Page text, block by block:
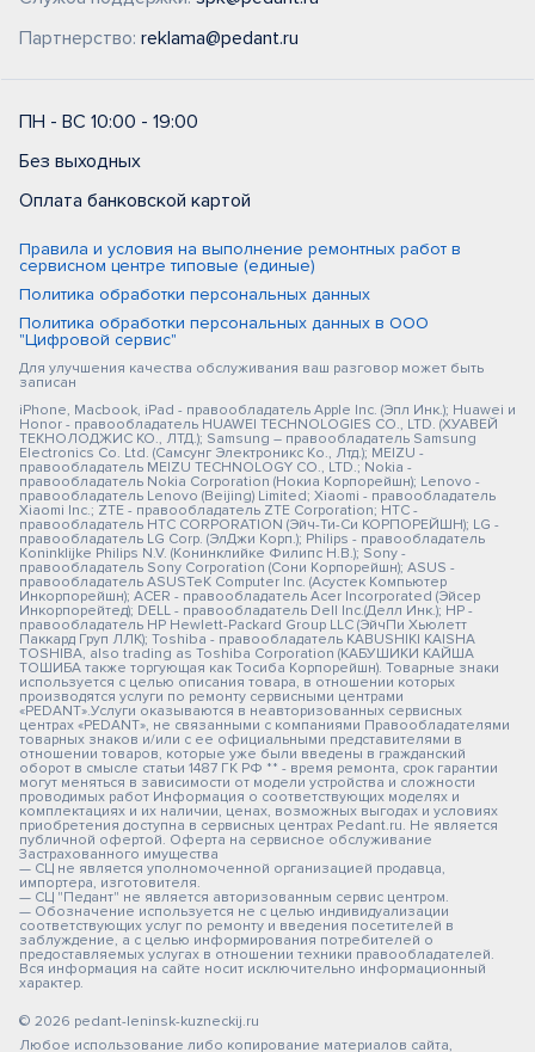
Партнерство: reklama@pedant.ru
ПН - ВС 10:00 - 19:00
Без выходных
Оплата банковской картой
Правила и условия на выполнение ремонтных работ в
сервисном центре типовые (единые)
Политика обработки персональных данных
Политика обработки персональных данных в ООО
"Цифровой сервис"
Для улучшения качества обслуживания ваш разговор может быть
записан
iPhone, Macbook, iPad - правообладатель Apple Inc. (Эпл Инк.); Huawei и
Honor - правообладатель HUAWEI TECHNOLOGIES CO., LTD. (ХУАВЕЙ
ТЕКНОЛОДЖИС КО., ЛТД.); Samsung – правообладатель Samsung
Electronics Co. Ltd. (Самсунг Электроникс Ко., Лтд.); MEIZU -
правообладатель MEIZU TECHNOLOGY CO., LTD.; Nokia -
правообладатель Nokia Corporation (Нокиа Корпорейшн); Lenovo -
правообладатель Lenovo (Beijing) Limited; Xiaomi - правообладатель
Xiaomi Inc.; ZTE - правообладатель ZTE Corporation; HTC -
правообладатель HTC CORPORATION (Эйч-Ти-Си КОРПОРЕЙШН); LG -
правообладатель LG Corp. (ЭлДжи Корп.); Philips - правообладатель
Koninklijke Philips N.V. (Конинклийке Филипс Н.В.); Sony -
правообладатель Sony Corporation (Сони Корпорейшн); ASUS -
правообладатель ASUSTeK Computer Inc. (Асустек Компьютер
Инкорпорейшн); ACER - правообладатель Acer Incorporated (Эйсер
Инкорпорейтед); DELL - правообладатель Dell Inc.(Делл Инк.); HP -
правообладатель HP Hewlett-Packard Group LLC (ЭйчПи Хьюлетт
Паккард Груп ЛЛК); Toshiba - правообладатель KABUSHIKI KAISHA
TOSHIBA, also trading as Toshiba Corporation (КАБУШИКИ КАЙША
ТОШИБА также торгующая как Тосиба Корпорейшн). Товарные знаки
используется с целью описания товара, в отношении которых
производятся услуги по ремонту сервисными центрами
«PEDANT».Услуги оказываются в неавторизованных сервисных
центрах «PEDANT», не связанными с компаниями Правообладателями
товарных знаков и/или с ее официальными представителями в
отношении товаров, которые уже были введены в гражданский
оборот в смысле статьи 1487 ГК РФ ** - время ремонта, срок гарантии
могут меняться в зависимости от модели устройства и сложности
проводимых работ Информация о соответствующих моделях и
комплектациях и их наличии, ценах, возможных выгодах и условиях
приобретения доступна в сервисных центрах Pedant.ru. Не является
публичной офертой. Оферта на сервисное обслуживание
Застрахованного имущества
— СЦ не является уполномоченной организацией продавца,
импортера, изготовителя.
— СЦ "Педант" не является авторизованным сервис центром.
— Обозначение используется не с целью индивидуализации
соответствующих услуг по ремонту и введения посетителей в
заблуждение, а с целью информирования потребителей о
предоставляемых услугах в отношении техники правообладателей.
Вся информация на сайте носит исключительно информационный
характер.
© 2026 pedant-leninsk-kuzneckij.ru
Любое использование либо копирование материалов сайта,